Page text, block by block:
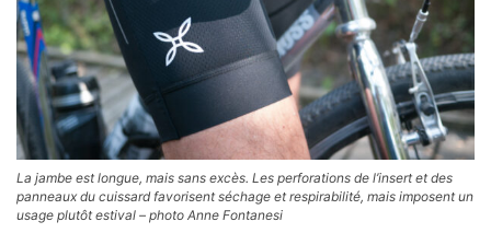
La jambe est longue, mais sans excès. Les perforations de l’insert et des
panneaux du cuissard favorisent séchage et respirabilité, mais imposent un
usage plutôt estival – photo Anne Fontanesi